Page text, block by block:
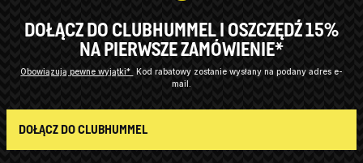
DOŁĄCZ DO CLUBHUMMEL I OSZCZĘDŹ 15%
NA PIERWSZE ZAMÓWIENIE*
Obowiązują pewne wyjątki* Kod rabatowy zostanie wysłany na podany adres e-
mail.
DOŁĄCZ DO CLUBHUMMEL